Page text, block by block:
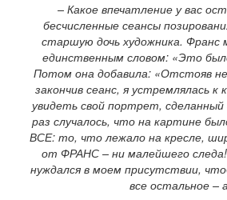
– Какое впечатление у вас
бесчисленные сеансы
старшую дочь художника.
единственным словом: «Это
Потом она добавила: «Отстояв
закончив сеанс, я устремлялась
увидеть свой портрет,
раз случалось, что на картине
ВСЕ: то, что лежало на кресле,
от ФРАНС – ни малейшего
нуждался в моем присутствии,
все остальное –